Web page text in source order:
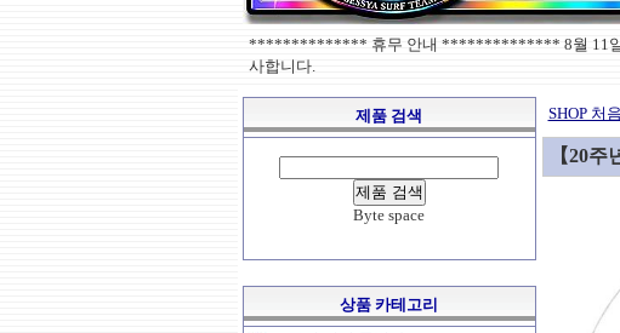
************** 휴무 안내 ************** 8월 11일부
사합니다.
제품 검색
Byte space
상품 카테고리
SHOP 처
【20